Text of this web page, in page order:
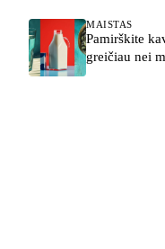
MAISTAS
Pamirškite
greičiau nei